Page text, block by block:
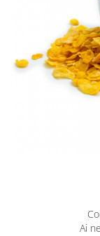
CEAIURI GRECEȘTI
CIOCOLATĂ ȘI
HEALTHY SNACKS
SUPERALIMENTE
REMEDII
TOATE PRODUSELE
Ai